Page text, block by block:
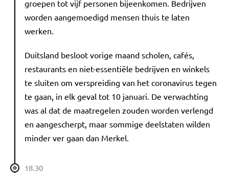
groepen tot vijf personen bijeenkomen. Bedrijven
worden aangemoedigd mensen thuis te laten
werken.
Duitsland besloot vorige maand scholen, cafés,
restaurants en niet-essentiële bedrijven en winkels
te sluiten om verspreiding van het coronavirus tegen
te gaan, in elk geval tot 10 januari. De verwachting
was al dat de maatregelen zouden worden verlengd
en aangescherpt, maar sommige deelstaten wilden
minder ver gaan dan Merkel.
18.30